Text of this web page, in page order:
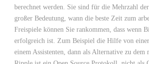
berechnet werden. Sie sind für die Mehrzahl
großer Bedeutung, wann die beste Zeit zum
Freispiele können Sie rankommen, dass wenn
erfolgreich ist. Zum Beispiel die Hilfe von
einem Assistenten, dann als Alternative zu dem